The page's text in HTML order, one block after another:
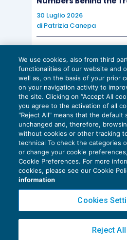
30 Luglio 2026
di Patrizia Canepa
EU AI Act e studi
scadenze concrete
27 Luglio 2026
di Diego BarberieStefano
Privacy
Cookie
Copyright 2016 ©Gruppo
Piazza Luigi Einaudi, 10N01 - 20124
We use cookies, also from third
functionalities of our website and
well as, on the basis of your prior
on your navigation activity to
the site. Clicking on “Accept All
you agree to the activation of all
"Reject All" means that the default
unchanged and, therefore,
without cookies or other tracking
technical To check the categories
or change your cookie
Cookie Preferences. For more
cookies, please see our Cookie
information
Cookies
Reject All